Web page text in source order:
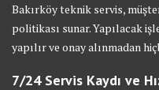
Bakırköy teknik servis,
politikası sunar. Yapılacak
yapılır ve onay alınmadan
7/24 Servis Kaydı ve